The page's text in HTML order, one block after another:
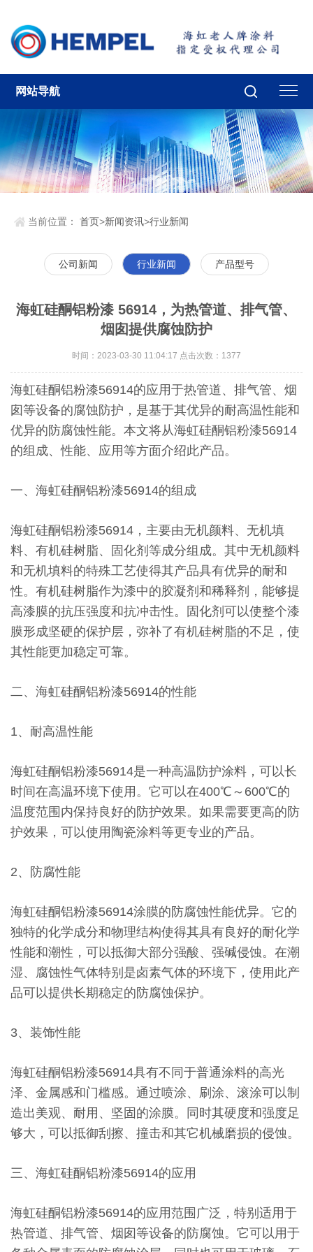
网站导航
当前位置：首页>新闻资讯>行业新闻
公司新闻 行业新闻 产品型号
海虹硅酮铝粉漆 56914，为热管道、排气管、
烟囱提供腐蚀防护
时间：2023-03-30 11:04:17 点击次数：1377
海虹硅酮铝粉漆56914的应用于热管道、排气管、烟
囱等设备的腐蚀防护，是基于其优异的耐高温性能和
优异的防腐蚀性能。本文将从海虹硅酮铝粉漆56914
的组成、性能、应用等方面介绍此产品。
一、海虹硅酮铝粉漆56914的组成
海虹硅酮铝粉漆56914，主要由无机颜料、无机填
料、有机硅树脂、固化剂等成分组成。其中无机颜料
和无机填料的特殊工艺使得其产品具有优异的耐和
性。有机硅树脂作为漆中的胶凝剂和稀释剂，能够提
高漆膜的抗压强度和抗冲击性。固化剂可以使整个漆
膜形成坚硬的保护层，弥补了有机硅树脂的不足，使
其性能更加稳定可靠。
二、海虹硅酮铝粉漆56914的性能
1、耐高温性能
海虹硅酮铝粉漆56914是一种高温防护涂料，可以长
时间在高温环境下使用。它可以在400℃～600℃的
温度范围内保持良好的防护效果。如果需要更高的防
护效果，可以使用陶瓷涂料等更专业的产品。
2、防腐性能
海虹硅酮铝粉漆56914涂膜的防腐蚀性能优异。它的
独特的化学成分和物理结构使得其具有良好的耐化学
性能和潮性，可以抵御大部分强酸、强碱侵蚀。在潮
湿、腐蚀性气体特别是卤素气体的环境下，使用此产
品可以提供长期稳定的防腐蚀保护。
3、装饰性能
海虹硅酮铝粉漆56914具有不同于普通涂料的高光
泽、金属感和门槛感。通过喷涂、刷涂、滚涂可以制
造出美观、耐用、坚固的涂膜。同时其硬度和强度足
够大，可以抵御刮擦、撞击和其它机械磨损的侵蚀。
三、海虹硅酮铝粉漆56914的应用
海虹硅酮铝粉漆56914的应用范围广泛，特别适用于
热管道、排气管、烟囱等设备的防腐蚀。它可以用于